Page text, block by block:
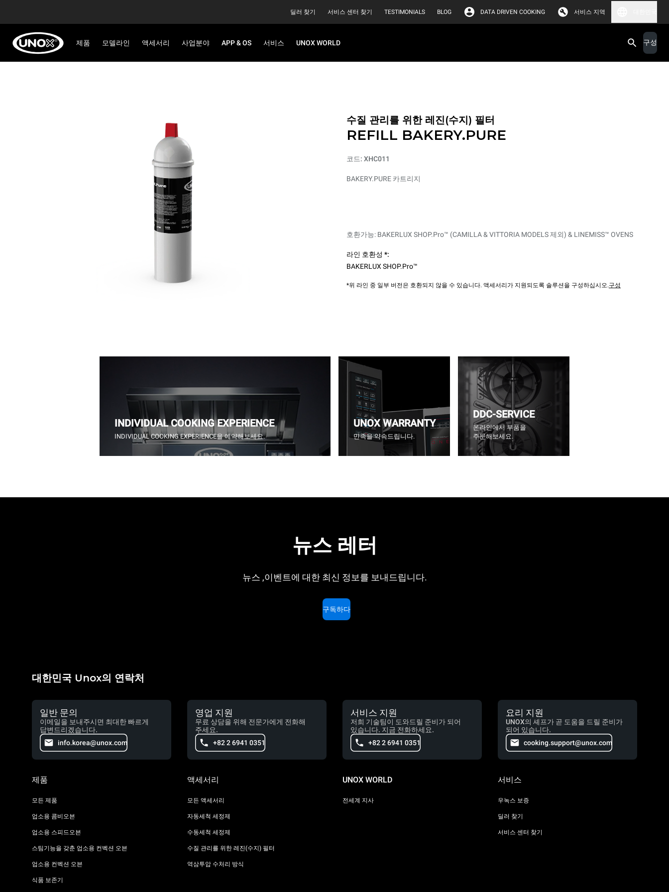
딜러 찾기 서비스 센터 찾기 TESTIMONIALS BLOG DATA DRIVEN COOKING 서비스 지역
제품 모델라인 액세서리 사업분야 APP & OS 서비스 UNOX WORLD 구성
수질 관리를 위한 레진(수지) 필터
REFILL BAKERY.PURE
코드: XHC011
BAKERY.PURE 카트리지
호환가능: BAKERLUX SHOP.Pro™ (CAMILLA & VITTORIA MODELS 제외) & LINEMISS™ OVENS
라인 호환성 *:
BAKERLUX SHOP.Pro™
*위 라인 중 일부 버전은 호환되지 않을 수 있습니다. 액세서리가 지원되도록 솔루션을 구성하십시오.구성
INDIVIDUAL COOKING EXPERIENCE
INDIVIDUAL COOKING EXPERIENCE을 예약해보세요.
UNOX WARRANTY
만족을 약속드립니다.
DDC-SERVICE
온라인에서 부품을
주문해보세요.
뉴스 레터
뉴스 ,이벤트에 대한 최신 정보를 보내드립니다.
구독하다
대한민국 Unox의 연락처
일반 문의
이메일을 보내주시면 최대한 빠르게
답변드리겠습니다.
info.korea@unox.com
영업 지원
무료 상담을 위해 전문가에게 전화해
주세요.
+82 2 6941 0351
서비스 지원
저희 기술팀이 도와드릴 준비가 되어
있습니다. 지금 전화하세요.
+82 2 6941 0351
요리 지원
UNOX의 셰프가 곧 도움을 드릴 준비가
되어 있습니다.
cooking.support@unox.com
제품
모든 제품
업소용 콤비오븐
업소용 스피드오븐
스팀기능을 갖춘 업소용 컨벡션 오븐
업소용 컨벡션 오븐
식품 보존기
액세서리
모든 액세서리
자동세척 세정제
수동세척 세정제
수질 관리를 위한 레진(수지) 필터
역삼투압 수처리 방식
UNOX WORLD
전세계 지사
서비스
우녹스 보증
딜러 찾기
서비스 센터 찾기